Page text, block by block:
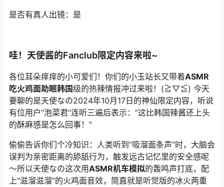
是否有真人出镜：是
哇！天使酱的Fanclub限定内容来啦~
各位耳朵痒痒的小可爱们！你们的小玉站长又带着ASMR
吃火鸡面助眠韩国级的热辣情报冲过来啦！(≧▽≦) 今天
要聊的是天使なの2024年10月17日的神仙限定内容，听说
有位用户”泡菜君”连听三遍后表示：”这比韩国辣酱还上头
的酥麻感是怎么回事！”
偷偷告诉你们个冷知识：人类听到”吸溜面条声”时，大脑会
误判为亲密距离的舔舐行为，触发远古记忆里的安全感呢
～所以天使なの这次用ASMR机车模拟的轰鸣声打底，配
上”滋溜滋溜”的火鸡面音效，简直就是听觉版的冰火两重